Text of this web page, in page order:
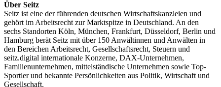
Über Seitz
Seitz ist eine der führenden deutschen Wirtschaftskanzleien und
gehört im Arbeitsrecht zur Marktspitze in Deutschland. An den
sechs Standorten Köln, München, Frankfurt, Düsseldorf, Berlin und
Hamburg berät Seitz mit über 150 Anwältinnen und Anwälten in
den Bereichen Arbeitsrecht, Gesellschaftsrecht, Steuern und
seitz.digital internationale Konzerne, DAX-Unternehmen,
Familienunternehmen, mittelständische Unternehmen sowie Top-
Sportler und bekannte Persönlichkeiten aus Politik, Wirtschaft und
Gesellschaft.